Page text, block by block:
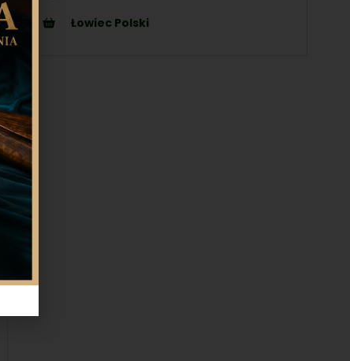
Łowiec Polski